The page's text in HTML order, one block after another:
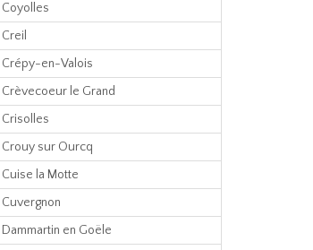
Coyolles
Creil
Crépy-en-Valois
Crèvecoeur le Grand
Crisolles
Crouy sur Ourcq
Cuise la Motte
Cuvergnon
Dammartin en Goële